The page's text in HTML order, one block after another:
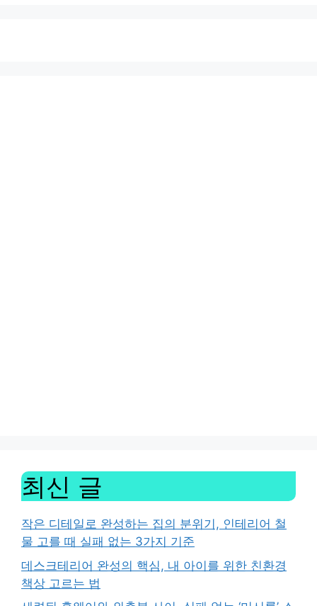
최신 글
작은 디테일로 완성하는 집의 분위기, 인테리어 철
물 고를 때 실패 없는 3가지 기준
데스크테리어 완성의 핵심, 내 아이를 위한 친환경
책상 고르는 법